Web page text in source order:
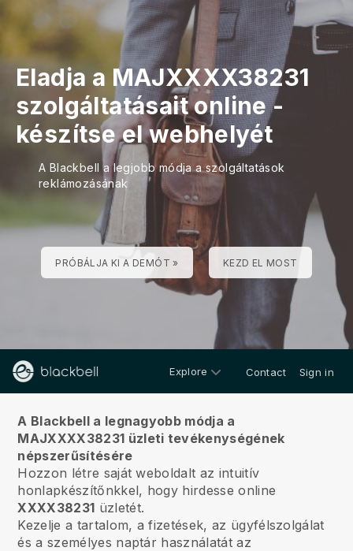
Eladja a MAJXXXX38231
szolgáltatásait online -
készítse el webhelyét
A Blackbell a legjobb módja a szolgáltatások
reklámozásának
PRÓBÁLJA KI A DEMÓT » KEZD EL MOST
Explore Contact Sign in
A Blackbell a legnagyobb módja a
MAJXXXX38231 üzleti tevékenységének
népszerűsítésére
Hozzon létre saját weboldalt az intuitív
honlapkészítőnkkel, hogy hirdesse online
XXXX38231 üzletét.
Kezelje a tartalom, a fizetések, az ügyfélszolgálat
és a személyes naptár használatát az